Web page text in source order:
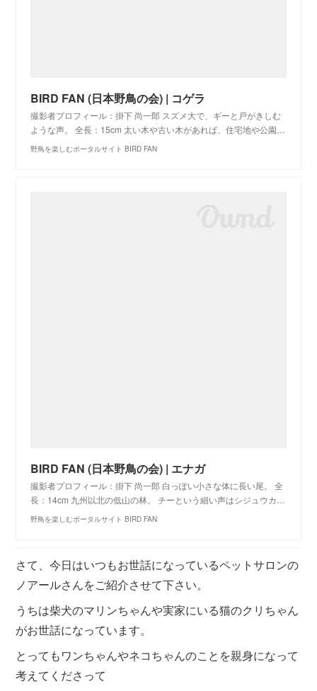
BIRD FAN (日本野鳥の会) | コゲラ
撮影者プロフィール：掛下 尚一郎 スズメ大で、ギーと戸がきしむ
ような声。 全長：15cm 太い木や古い木があれば、住宅地や公園…
野鳥を楽しむポータルサイト BIRD FAN
BIRD FAN (日本野鳥の会) | エナガ
撮影者プロフィール：掛下 尚一郎 白っぽい小さな体に長い尾。 全
長：14cm 九州以北の低山の林。 チーという細い声はシジュウカ…
野鳥を楽しむポータルサイト BIRD FAN
さて、今日はいつもお世話になっているペットサロンの
ノアールさんをご紹介させて下さい。
うちは柴犬のマリンちゃんや実家にいる猫のクリちゃん
がお世話になっています。
とってもワンちゃんやネコちゃんのことを親身になって
考えてくださって